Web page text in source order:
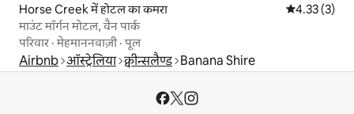
Horse Creek में होटल का कमरा औसत रेटिंग 5
4.33 (3)
माउंट मॉर्गन मोटल, वैन पार्क
परिवार ·मेहमाननवाज़ी ·पूल
Airbnb ऑस्ट्रेलिया क्वीन्सलैण्ड Banana Shire